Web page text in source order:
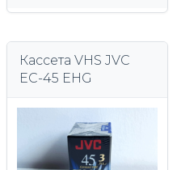
Кассета VHS JVC
EC-45 EHG